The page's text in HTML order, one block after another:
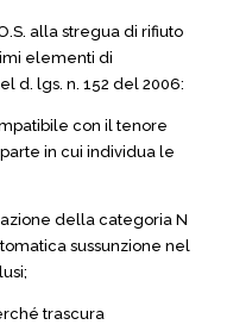
alla stregua di rifiuto
elementi di
d. lgs. n. 152 del 2006:
con il tenore
in cui individua le
della categoria N
sussunzione nel
trascura